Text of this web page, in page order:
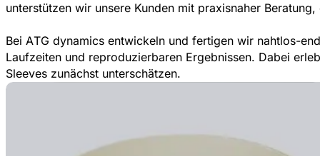
unterstützen wir unsere Kunden mit praxisnaher
Bei ATG dynamics entwickeln und fertigen wir nahtlos-
Laufzeiten und reproduzierbaren Ergebnissen. Dabei
Sleeves zunächst unterschätzen.